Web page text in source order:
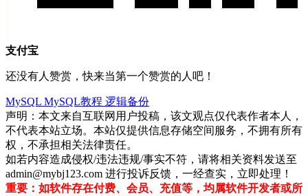
支付宝
还没有人赞赏，快来当第一个赞赏的人吧！
MySQL MySQL教程 逻辑备份
声明：本文来自互联网用户投稿，该文观点仅代表作者本人，
不代表本站立场。本站仅提供信息存储空间服务，不拥有所有
权，不承担相关法律责任。
如若内容造成侵权/违法违规/事实不符，请将相关资料发送至
admin@mybj123.com 进行投诉反馈，一经查实，立即处理！
重要：如软件存在付费、会员、充值等，均属软件开发者或所